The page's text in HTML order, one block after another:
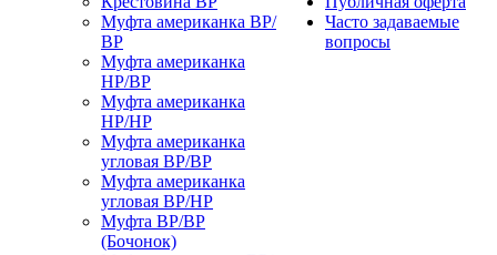
Муфта американка ВР/
ВР
Муфта американка
НР/ВР
Муфта американка
НР/НР
Муфта американка
угловая ВР/ВР
Муфта американка
угловая ВР/НР
Муфта ВР/ВР
(Бочонок)
Часто задаваемые
вопросы